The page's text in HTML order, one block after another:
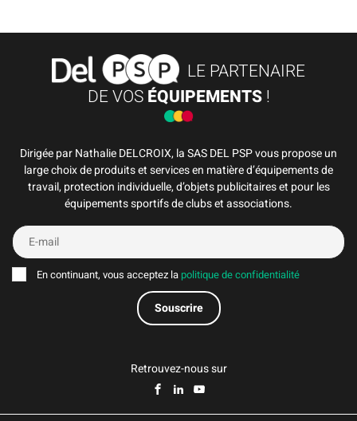
LE PARTENAIRE
DE VOSÉQUIPEMENTS!
Dirigée par Nathalie DELCROIX, la SAS DEL PSP vous propose un
large choix de produits et services en matière d’équipements de
travail, protection individuelle, d’objets publicitaires et pour les
équipements sportifs de clubs et associations.
En continuant, vous acceptez la politique de confidentialité
Retrouvez-nous sur